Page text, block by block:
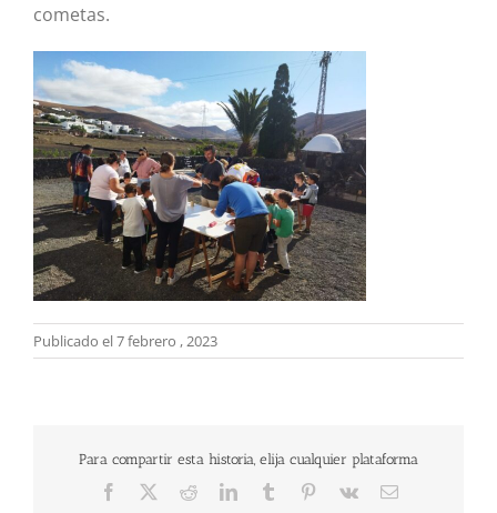
cometas.
Publicado el 7 febrero , 2023
Para compartir esta historia, elija cualquier plataforma
Facebook RedditLinkedInTumblr Pinterest
Vk
Correo